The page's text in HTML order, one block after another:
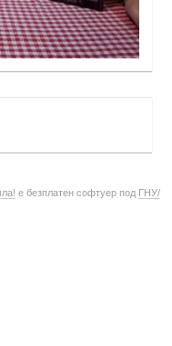
е безплатен софтуер под ГНУ/